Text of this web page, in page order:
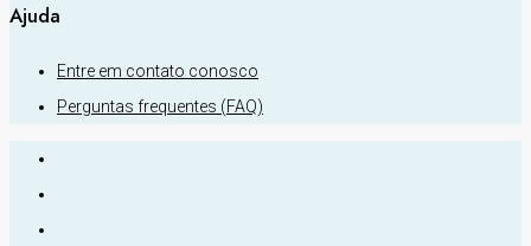
Ajuda
Entre em contato conosco
Perguntas frequentes (FAQ)